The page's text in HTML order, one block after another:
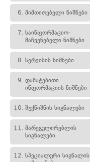
6. მიმთითებელი ნიშნები
7. საინფორმაციო-
მაჩვენებელი ნიშნები
8. სერვისის ნიშნები
9. დამატებითი
ინფორმაციის ნიშნები
10. შუქნიშნის სიგნალები
11. მარეგულირებლის
სიგნალები
12. სპეციალური სიგნალის